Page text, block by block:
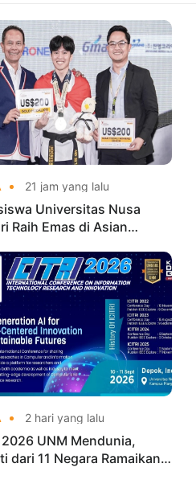
21 jam yang lalu
Universitas Nusa
Raih Emas di Asian
2026
2 hari yang lalu
2026 UNM Mendunia,
dari 11 Negara Ramaikan